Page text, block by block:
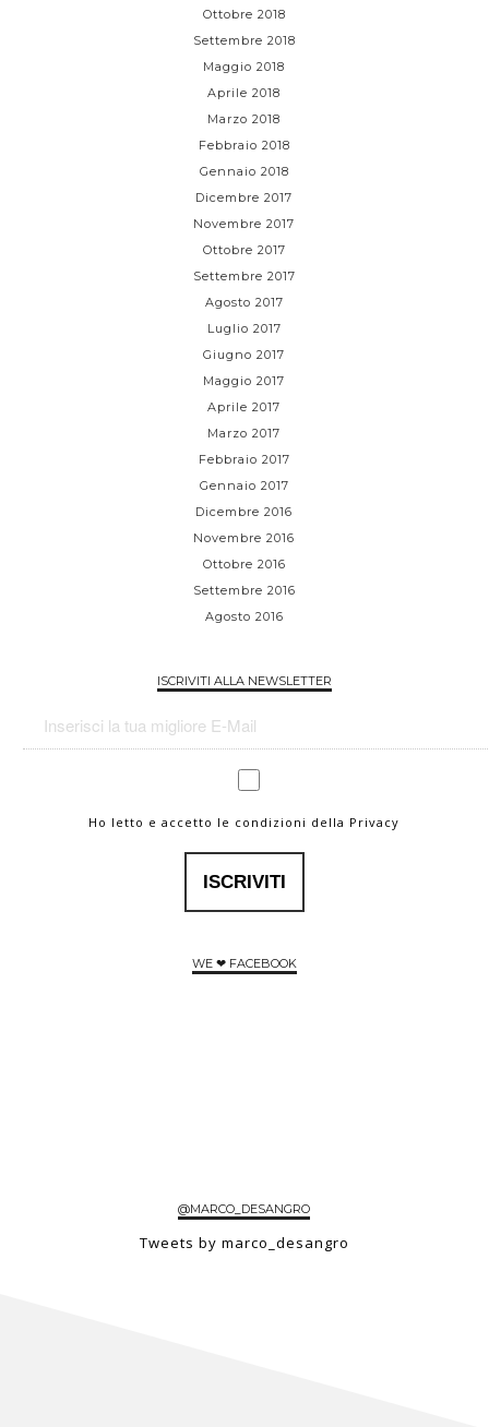
Ottobre 2018
Settembre 2018
Maggio 2018
Aprile 2018
Marzo 2018
Febbraio 2018
Gennaio 2018
Dicembre 2017
Novembre 2017
Ottobre 2017
Settembre 2017
Agosto 2017
Luglio 2017
Giugno 2017
Maggio 2017
Aprile 2017
Marzo 2017
Febbraio 2017
Gennaio 2017
Dicembre 2016
Novembre 2016
Ottobre 2016
Settembre 2016
Agosto 2016
ISCRIVITI ALLA NEWSLETTER
Ho letto e accetto le condizioni della Privacy
WE ❤ FACEBOOK
@MARCO_DESANGRO
Tweets by marco_desangro